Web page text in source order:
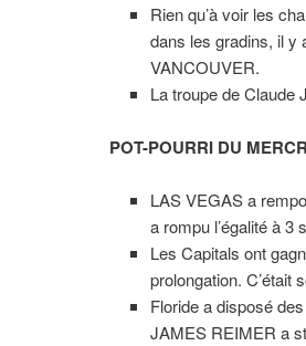
Rien qu’à voir les
dans les gradins, il y
VANCOUVER.
La troupe de Claude
POT-POURRI DU
LAS VEGAS a
a rompu l’égalité à
Les Capitals ont
prolongation. C’était
Floride a disposé
JAMES REIMER a